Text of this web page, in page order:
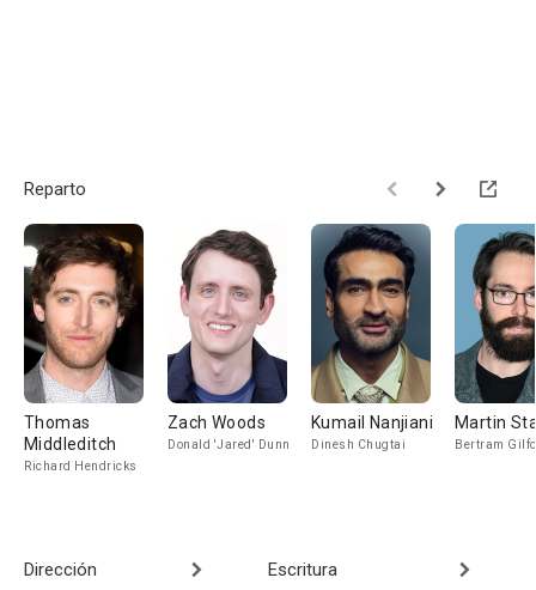
Reparto
Thomas
Middleditch
Richard Hendricks
Zach Woods
Donald 'Jared' Dunn
Kumail Nanjiani
Dinesh Chugtai
Martin
Bertram
Dirección Escritura